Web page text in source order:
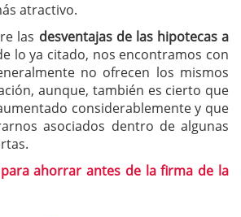
atractivo.
las desventajas de las hipotecas a
lo ya citado, nos encontramos con
no ofrecen los mismos
aunque, también es cierto que
considerablemente y que
asociados dentro de algunas
ahorrar antes de la firma de la